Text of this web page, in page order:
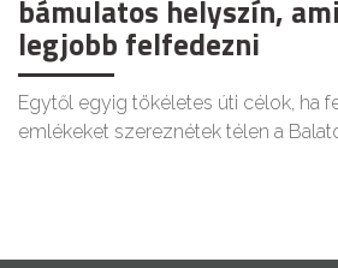
bámulatos helyszín,
legjobb felfedezni
Egytől egyig tökéletes úti célok, ha
emlékeket szereznétek télen a